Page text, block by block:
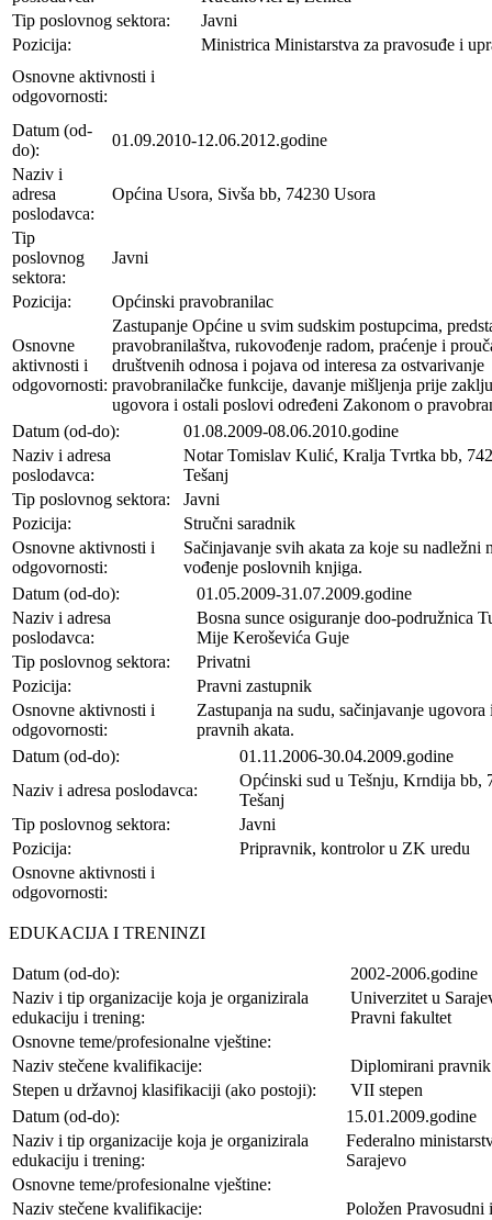
Tip poslovnog sektora:
Javni
Pozicija:
Ministrica Ministarstva za pravosuđe i
Osnovne aktivnosti i
odgovornosti:
Datum (od-
do):
01.09.2010-12.06.2012.godine
Naziv i
adresa
poslodavca:
Općina Usora, Sivša bb, 74230 Usora
Tip
poslovnog
sektora:
Javni
Pozicija: Općinski pravobranilac
Osnovne
aktivnosti i
odgovornosti:
Zastupanje Općine u svim sudskim postupcima,
pravobranilaštva, rukovođenje radom, praćenje i
društvenih odnosa i pojava od interesa za ostvarivanje
pravobranilačke funkcije, davanje mišljenja prije
ugovora i ostali poslovi određeni Zakonom o
Datum (od-do):
01.08.2009-08.06.2010.godine
Naziv i adresa
poslodavca:
Notar Tomislav Kulić, Kralja Tvrtka bb,
Tešanj
Tip poslovnog sektora:
Javni
Pozicija:
Stručni saradnik
Osnovne aktivnosti i
odgovornosti:
Sačinjavanje svih akata za koje su nadležni
vođenje poslovnih knjiga.
Datum (od-do):
01.05.2009-31.07.2009.godine
Naziv i adresa
poslodavca:
Bosna sunce osiguranje doo-podružnica
Mije Keroševića Guje
Tip poslovnog sektora:
Privatni
Pozicija:
Pravni zastupnik
Osnovne aktivnosti i
odgovornosti:
Zastupanja na sudu, sačinjavanje
pravnih akata.
Datum (od-do):
01.11.2006-30.04.2009.godine
Naziv i adresa poslodavca:
Općinski sud u Tešnju, Krndija bb,
Tešanj
Tip poslovnog sektora:
Javni
Pozicija:
Pripravnik, kontrolor u ZK uredu
Osnovne aktivnosti i
odgovornosti:
EDUKACIJA I TRENINZI
Datum (od-do):
2002-2006.godine
Naziv i tip organizacije koja je organizirala
edukaciju i trening:
Univerzitet u
Pravni fakultet
Osnovne teme/profesionalne vještine:
Naziv stečene kvalifikacije:
Diplomirani pravnik
Stepen u državnoj klasifikaciji (ako postoji):
VII stepen
Datum (od-do):
15.01.2009.godine
Naziv i tip organizacije koja je organizirala
edukaciju i trening:
Federalno
Sarajevo
Osnovne teme/profesionalne vještine:
Naziv stečene kvalifikacije:
Položen Pravosudni